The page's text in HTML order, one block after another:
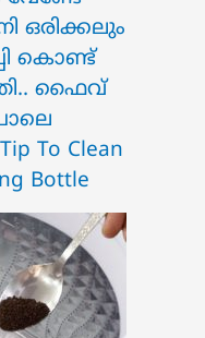
ഒരിക്കലും
കൊണ്ട്
ഫൈവ്
To Clean
Bottle